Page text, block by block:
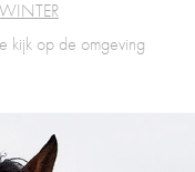
WINTER
kijk op de omgeving